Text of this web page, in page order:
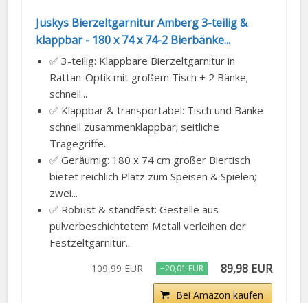
Juskys Bierzeltgarnitur Amberg 3-teilig &
klappbar - 180 x 74 x 74-2 Bierbänke...
✅ 3-teilig: Klappbare Bierzeltgarnitur in
Rattan-Optik mit großem Tisch + 2 Bänke;
schnell...
✅ Klappbar & transportabel: Tisch und Bänke
schnell zusammenklappbar; seitliche
Tragegriffe...
✅ Geräumig: 180 x 74 cm großer Biertisch
bietet reichlich Platz zum Speisen & Spielen;
zwei...
✅ Robust & standfest: Gestelle aus
pulverbeschichtetem Metall verleihen der
Festzeltgarnitur...
109,99 EUR −20,01 EUR 89,98 EUR
Bei Amazon kaufen